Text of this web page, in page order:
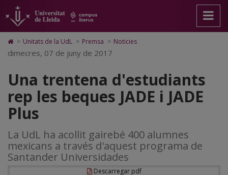
Una
trentena
d'estudiants
rep
les
beques
JADE
JADE
Plus
pàgina
principal.
Universitat
Lleida
contingut
principal
Mapa
Web.
Universitat
Cerca
Accessibilitat.
Universitat
Lleida
Icono
de
Home
ir
a
la
página
de
inicio
> Unitats de la UdL > Premsa > Noticies
dimecres, 07 de juny de 2017
Una trentena d'estudiants
rep les beques JADE i JADE
Plus
La UdL ha acollit gairebé 400 alumnes
mexicans a través d'aquest programa de
Santander Universidades
Descarregar pdf